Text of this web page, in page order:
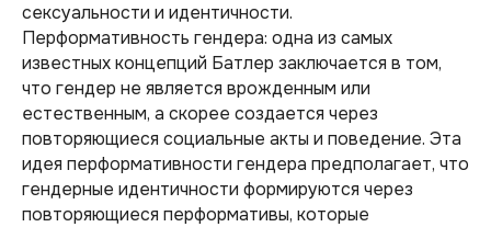
сексуальности и идентичности.
Перформативность гендера: одна из самых
известных концепций Батлер заключается в том,
что гендер не является врожденным или
естественным, а скорее создается через
повторяющиеся социальные акты и поведение. Эта
идея перформативности гендера предполагает, что
гендерные идентичности формируются через
повторяющиеся перформативы, которые